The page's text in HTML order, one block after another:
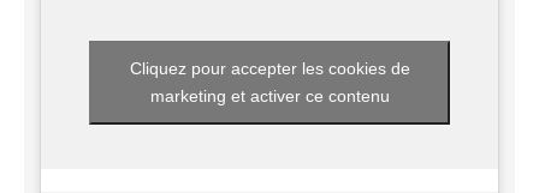
Cliquez pour accepter les cookies de
marketing et activer ce contenu